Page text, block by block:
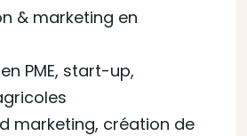
& marketing en
PME, start-up,
marketing, création de